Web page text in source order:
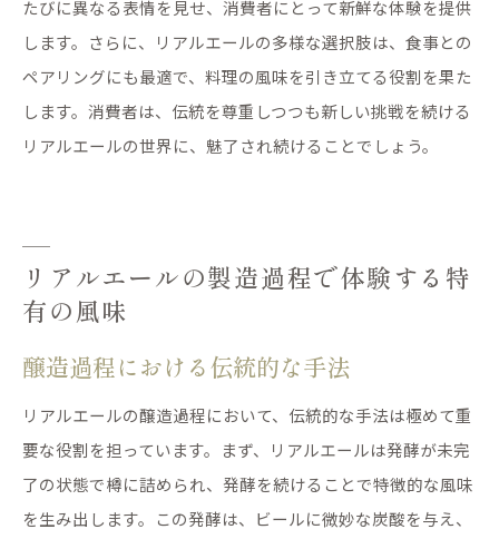
たびに異なる表情を見せ、消費者にとって新鮮な体験を提供
します。さらに、リアルエールの多様な選択肢は、食事との
ペアリングにも最適で、料理の風味を引き立てる役割を果た
します。消費者は、伝統を尊重しつつも新しい挑戦を続ける
リアルエールの世界に、魅了され続けることでしょう。
リアルエールの製造過程で体験する特
有の風味
醸造過程における伝統的な手法
リアルエールの醸造過程において、伝統的な手法は極めて重
要な役割を担っています。まず、リアルエールは発酵が未完
了の状態で樽に詰められ、発酵を続けることで特徴的な風味
を生み出します。この発酵は、ビールに微妙な炭酸を与え、